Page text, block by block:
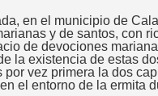
en el municipio de
y de santos, con
de devociones
la existencia de estas
vez primera la dos
el entorno de la ermita